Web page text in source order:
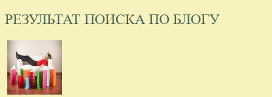
РЕЗУЛЬТАТ ПОИСКА ПО БЛОГУ